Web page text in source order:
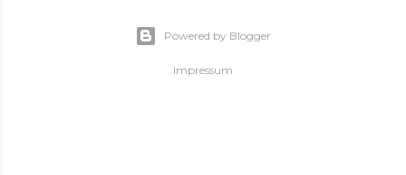
Powered by Blogger
Impressum